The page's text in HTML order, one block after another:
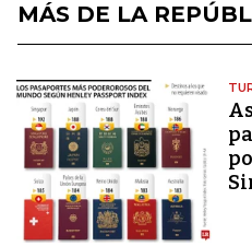
MÁS DE LA